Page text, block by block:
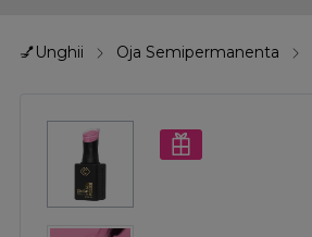
💅Unghii Oja Semipermanenta